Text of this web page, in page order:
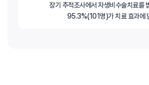
장기 추적조사에서 자생비수술치료를
95.3%(101명)가 치료 효과에